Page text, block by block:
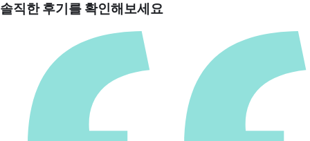
솔직한 후기를 확인해보세요